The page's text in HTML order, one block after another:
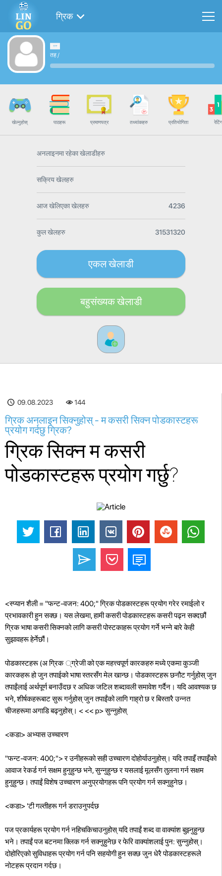
ग्रिक
तह/
खेल्नुहोस् पाठहरू प्रमाणपत्र तथ्यांकहरु प्रतियोगिता रेटिंग
अनलाइनमा रहेका खेलाडीहरु
सक्रिय खेलहरु
आज खेलिएका खेलहरु 4236
कुल खेलहरु 31531320
एकल खेलाडी
बहुसंख्यक खेलाडी
09.08.2023 144
ग्रिक अनलाइन सिक्नुहोस् - म कसरी सिक्न पोडकास्टहरू
प्रयोग गर्दछु ग्रिक?
ग्रिक सिक्न म कसरी
पोडकास्टहरू प्रयोग गर्छु?
<स्प्यान शैली = "फन्ट-वजन: 400;" ग्रिक पोडकास्टहरू प्रयोग गरेर रमाईलो र
प्रभावकारी हुन सक्छ। यस लेखमा, हामी कसरी पोडकास्टहरू कसरी पढ्न सक्दछौं
ग्रिक भाषा कसरी सिक्नको लागि कसरी पोस्टकाहरू प्रयोग गर्ने भन्ने बारे केही
सुझावहरू हेर्नेछौं।
पोडकास्टहरू (अ ग्रिक ्ग्रेजी को एक महत्त्वपूर्ण कारकहरु मध्ये एकमा कुञ्जी
कारकहरू हो जुन तपाईको भाषा स्तरसँग मेल खान्छ। पोडकास्टहरू छनौट गर्नुहोस् जुन
तपाईंलाई अर्थपूर्ण बनाउँदछ र अधिक जटिल शब्दावली समावेश गर्दैन। यदि आवश्यक छ
भने, शीर्षकहरूबाट सुरू गर्नुहोस् जुन तपाईंको लागि गाह्रो छ र बिस्तारै उन्नत
चीजहरूमा अगाडि बढ्नुहोस्। < << p>सुन्नुहोस्
<कडा> अभ्यास उच्चारण
"फन्ट-वजन: 400;"> र उनीहरूको सही उच्चारण दोहोर्याउनुहोस्। यदि तपाइँ तपाइँको
आवाज रेकर्ड गर्न सक्षम हुनुहुन्छ भने, सुन्नुहुन्छ र यसलाई मूलसँग तुलना गर्न सक्षम
हुनुहुन्छ। तपाईं विशेष उच्चारण अनुप्रयोगहरू पनि प्रयोग गर्न सक्नुहुनेछ।
<कडा> 'टी गल्तीहरू गर्न डराउनुपर्दछ
पज प्रकार्यहरू प्रयोग गर्न नहिचकिचाउनुहोस् यदि तपाईं शब्द वा वाक्यांश बुझ्नुहुन्छ
भने। तपाईं पज बटनमा क्लिक गर्न सक्नुहुनेछ र फेरि वाक्यांशलाई पुन: सुन्नुहोस्।
दोहोरिएको सुविधाहरू प्रयोग गर्न पनि सहयोगी हुन सक्छ जुन धेरै पोडकास्टहरूले
नोटहरू प्रदान गर्दछ।